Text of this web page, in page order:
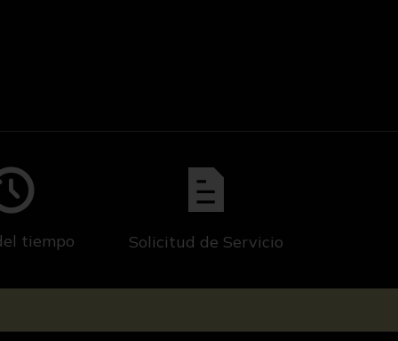
tiempo Solicitud de Servicio